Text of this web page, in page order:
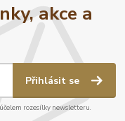
akce a
Přihlásit se
rozesílky newsletteru.